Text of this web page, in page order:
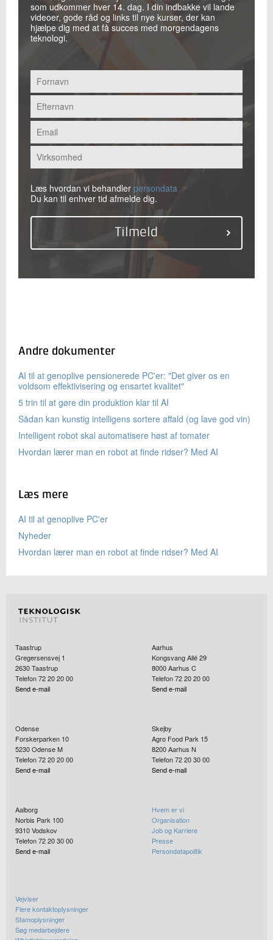
som udkommer hver 14. dag. I din indbakke vil lande
videoer, gode råd og links til nye kurser, der kan
hjælpe dig med at få succes med morgendagens
teknologi.
Læs hvordan vi behandler persondata
Du kan til enhver tid afmelde dig.
Andre dokumenter
AI til at genoplive pensionerede PC'er: "Det giver os en
voldsom effektivisering og ensartet kvalitet"
5 trin til at gøre din produktion klar til AI
Sådan kan kunstig intelligens sortere affald (og lave god vin)
Intelligent robot skal automatisere høst af tomater
Hvordan lærer man en robot at finde ridser? Med AI
Læs mere
AI til at genoplive PC'er
Nyheder
Hvordan lærer man en robot at finde ridser? Med AI
Taastrup
Gregersensvej 1
2630Taastrup
Telefon 72 20 20 00
Send e-mail
Aarhus
Kongsvang Allé 29
8000Aarhus C
Telefon 72 20 20 00
Send e-mail
Odense
Forskerparken 10
5230Odense M
Telefon 72 20 20 00
Send e-mail
Skejby
Agro Food Park 15
8200Aarhus N
Telefon 72 20 30 00
Send e-mail
Aalborg
Norbis Park 100
9310Vodskov
Telefon 72 20 30 00
Send e-mail
Hvem er vi
Organisation
Job og Karriere
Presse
Persondatapolitik
Vejviser
Flere kontaktoplysninger
Stamoplysninger
Søg medarbejdere